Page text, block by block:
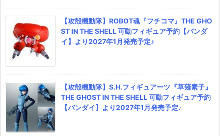
【攻殻機動隊】ROBOT魂『フチコマ』THE GHO
ST IN THE SHELL 可動フィギュア予約【バンダ
イ】より2027年1月発売予定♪
【攻殻機動隊】S.H.フィギュアーツ『草薙素子』
THE GHOST IN THE SHELL 可動フィギュア予約
【バンダイ】より2027年1月発売予定♪